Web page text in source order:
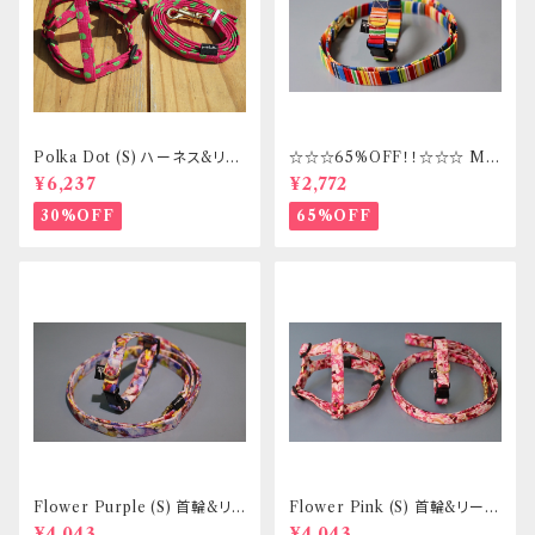
Polka Dot (S) ハーネス&リー
ドセット _ フントヒュッテオリジ
ナル
¥6,237
30%OFF
☆☆☆65%OFF！！☆☆☆ Mサ
イズ 首輪&リードセット _ フント
ヒュッテオリジナル
¥2,772
65%OFF
Flower Purple (S) 首輪&リ
ードセット _ 小型犬・小柄な中
Flower Pink (S) 首輪&リード
セット _ 小型犬・小柄な中型犬